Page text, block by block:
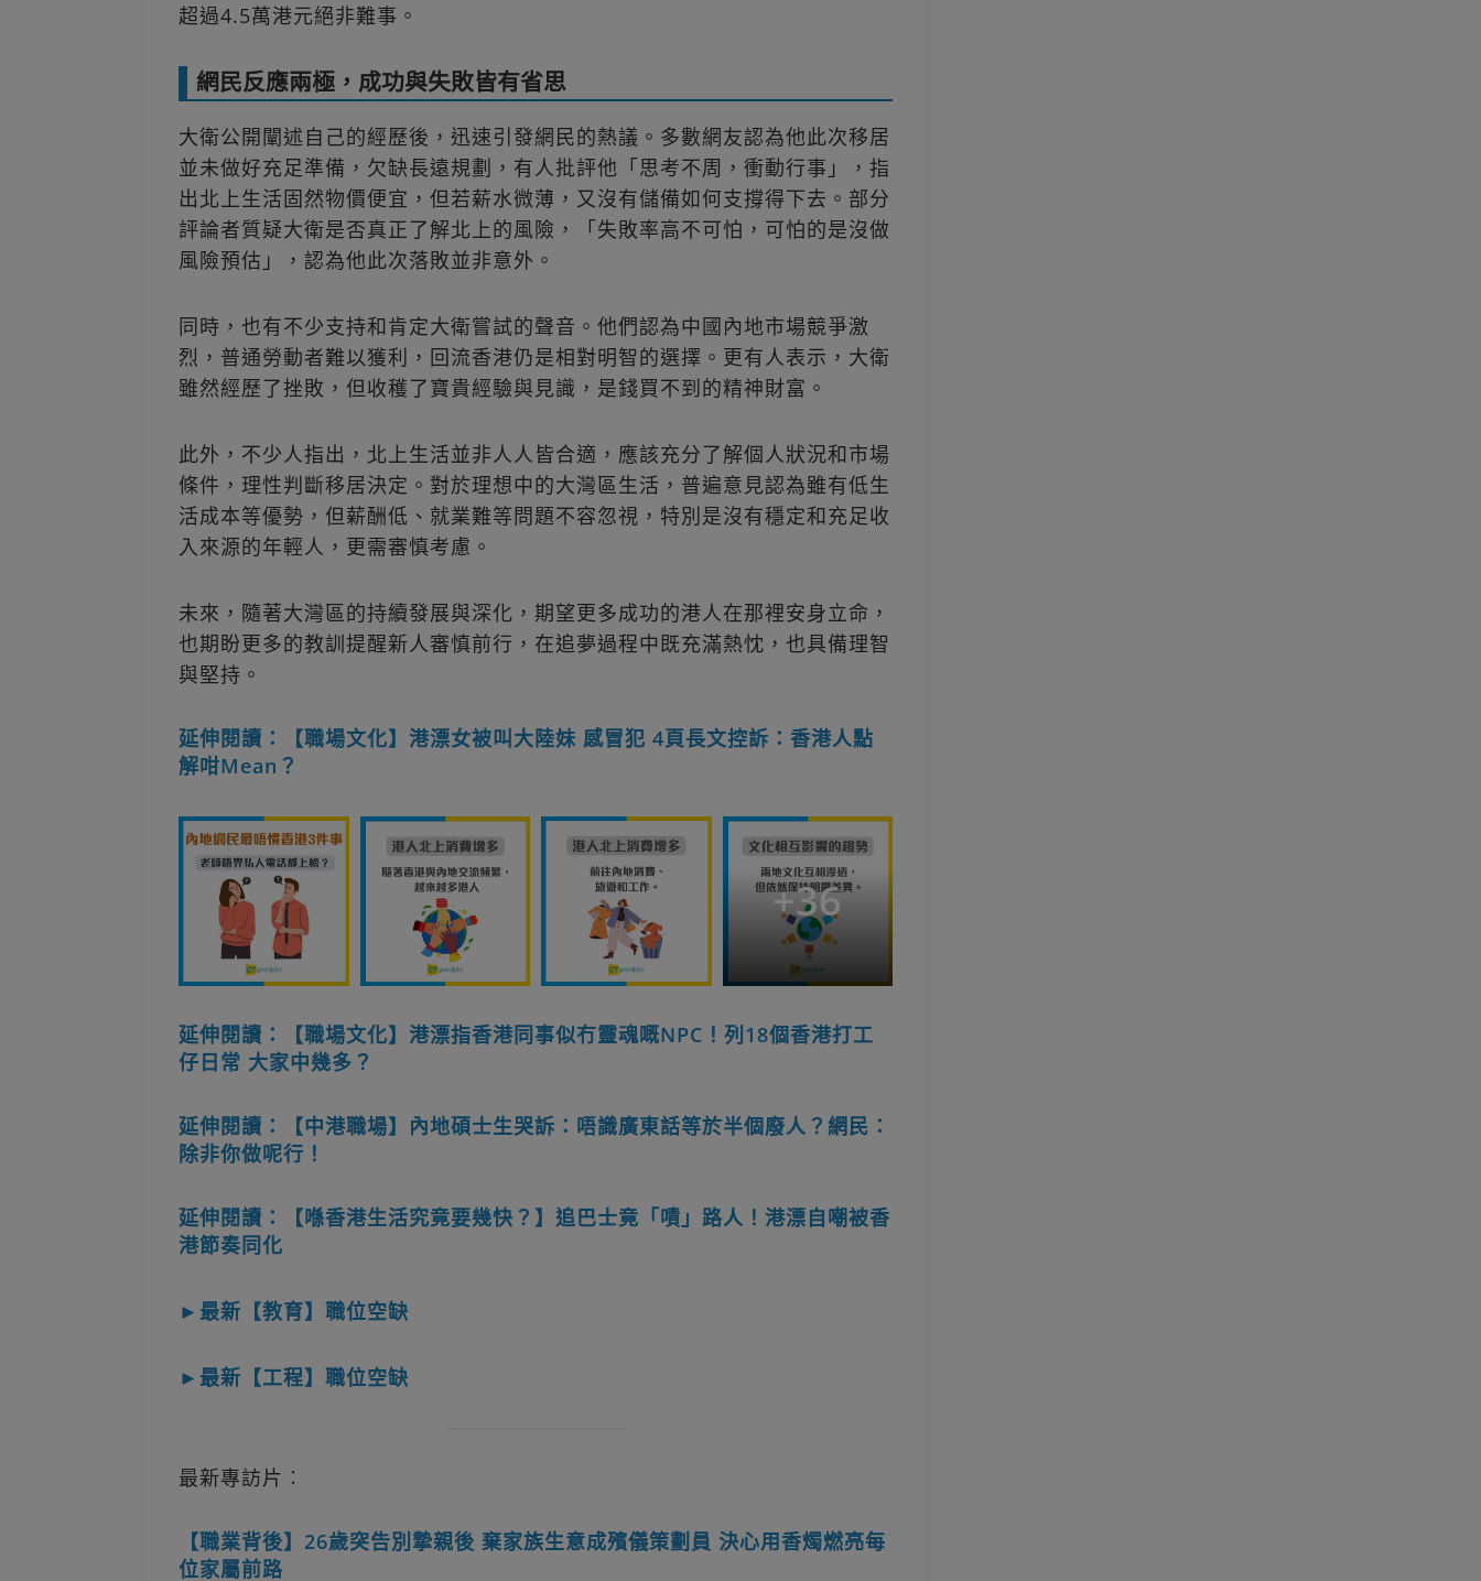
超過4.5萬港元絕非難事。
網民反應兩極，成功與失敗皆有省思
大衛公開闡述自己的經歷後，迅速引發網民的熱議。多數網友認為他此次移居
並未做好充足準備，欠缺長遠規劃，有人批評他「思考不周，衝動行事」，指
出北上生活固然物價便宜，但若薪水微薄，又沒有儲備如何支撐得下去。部分
評論者質疑大衛是否真正了解北上的風險，「失敗率高不可怕，可怕的是沒做
風險預估」，認為他此次落敗並非意外。
同時，也有不少支持和肯定大衛嘗試的聲音。他們認為中國內地市場競爭激
烈，普通勞動者難以獲利，回流香港仍是相對明智的選擇。更有人表示，大衛
雖然經歷了挫敗，但收穫了寶貴經驗與見識，是錢買不到的精神財富。
此外，不少人指出，北上生活並非人人皆合適，應該充分了解個人狀況和市場
條件，理性判斷移居決定。對於理想中的大灣區生活，普遍意見認為雖有低生
活成本等優勢，但薪酬低、就業難等問題不容忽視，特別是沒有穩定和充足收
入來源的年輕人，更需審慎考慮。
未來，隨著大灣區的持續發展與深化，期望更多成功的港人在那裡安身立命，
也期盼更多的教訓提醒新人審慎前行，在追夢過程中既充滿熱忱，也具備理智
與堅持。
延伸閱讀：【職場文化】港漂女被叫大陸妹 感冒犯 4頁長文控訴：香港人點
解咁Mean？
+36
延伸閱讀：【職場文化】港漂指香港同事似冇靈魂嘅NPC！列18個香港打工
仔日常 大家中幾多？
延伸閱讀：【中港職場】內地碩士生哭訴：唔識廣東話等於半個廢人？網民：
除非你做呢行！
延伸閱讀：【喺香港生活究竟要幾快？】追巴士竟「嘖」路人！港漂自嘲被香
港節奏同化
►最新【教育】職位空缺
►最新【工程】職位空缺
最新專訪片︰
【職業背後】26歲突告別摯親後 棄家族生意成殯儀策劃員 決心用香燭燃亮每
位家屬前路